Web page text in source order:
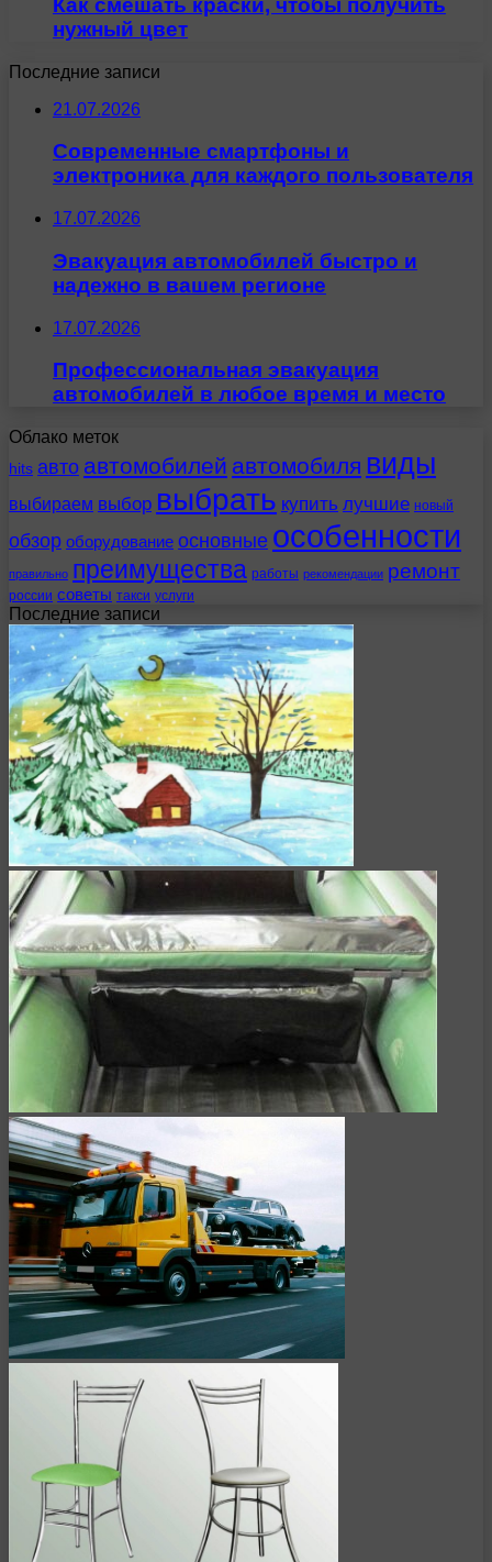
Как смешать краски, чтобы получить
нужный цвет
Последние записи
21.07.2026
Современные смартфоны и
электроника для каждого пользователя
17.07.2026
Эвакуация автомобилей быстро и
надежно в вашем регионе
17.07.2026
Профессиональная эвакуация
автомобилей в любое время и место
Облако меток
hits авто автомобилей автомобиля виды
выбираем выбор выбрать купить лучшие новый
обзор оборудование основные особенности
правильно преимущества работы рекомендации ремонт
россии советы такси услуги
Последние записи